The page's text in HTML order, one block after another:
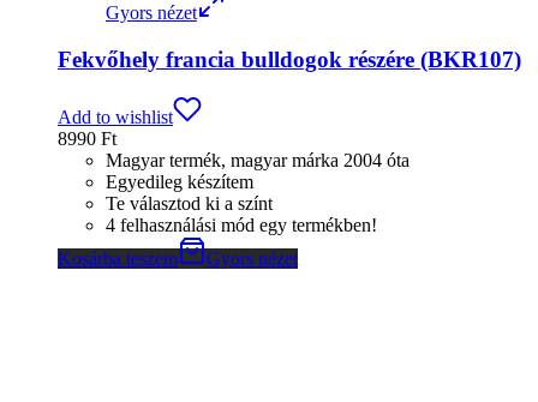
Gyors nézet
Fekvőhely francia bulldogok részére (BKR107)
Add to wishlist
8990 Ft
Magyar termék, magyar márka 2004 óta
Egyedileg készítem
Te választod ki a színt
4 felhasználási mód egy termékben!
Kosárba teszem
Gyors nézet